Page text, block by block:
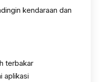
kendaraan dan
terbakar
aplikasi